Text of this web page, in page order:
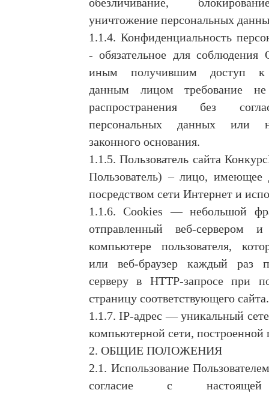
уничтожение персональных
1.1.4. Конфиденциальность
- обязательное для соблюдения
иным получившим доступ к
данным лицом требование
распространения без
персональных данных или
законного основания.
1.1.5. Пользователь сайта
Пользователь) – лицо, имеющее
посредством сети Интернет и
1.1.6. Cookies — небольшой
отправленный веб-сервером
компьютере пользователя,
или веб-браузер каждый раз
серверу в HTTP-запросе при
страницу соответствующего сайта.
1.1.7. IP-адрес — уникальный
компьютерной сети, построенной
2. ОБЩИЕ ПОЛОЖЕНИЯ
2.1. Использование
согласие с настоящей